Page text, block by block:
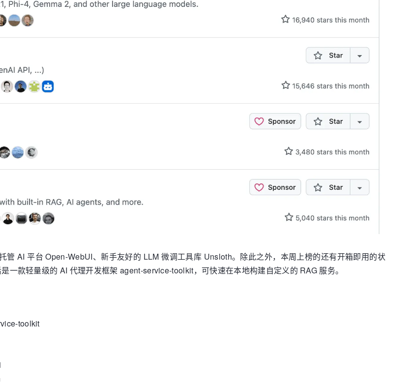
管 AI 平台 Open-WebUI、新手友好的 LLM 微调工具库 Unsloth。除此之外，本周上榜的还有开箱即用的状
一款轻量级的 AI 代理开发框架 agent-service-toolkit，可快速在本地构建自定义的 RAG 服务。
toolkit